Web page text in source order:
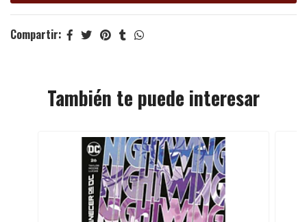
Compartir:
También te puede interesar